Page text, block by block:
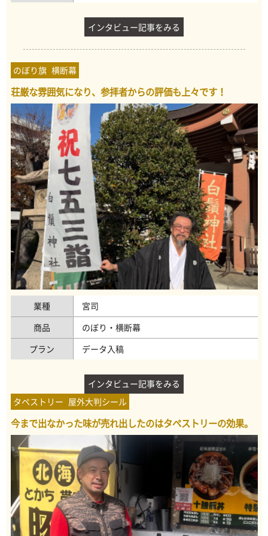
インタビュー記事をみる
のぼり旗 横断幕
荘厳な雰囲気になり、参拝者からの評価も上々です！
業種
宮司
商品
のぼり・横断幕
プラン
データ入稿
インタビュー記事をみる
タペストリー 屋外大判シール
今まで出なかった味が売れ出したのはタペストリーの効果。